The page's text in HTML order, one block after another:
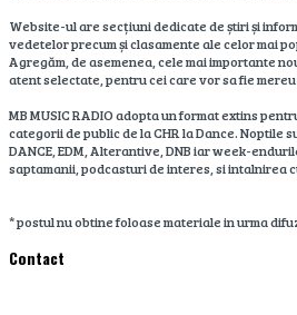
Website-ul are secțiuni dedicate de știri și
vedetelor precum și clasamente ale celor mai
Agregăm, de asemenea, cele mai importante
atent selectate, pentru cei care vor sa fie
MB MUSIC RADIO adopta un format extins
categorii de public de la CHR la Dance.
DANCE, EDM, Alterantive, DNB iar week-
saptamanii, podcasturi de interes, si intalnirea
* postul nu obtine foloase materiale in urma
Contact